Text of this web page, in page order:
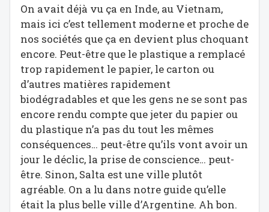
On avait déjà vu ça en Inde, au Vietnam,
mais ici c’est tellement moderne et proche de
nos sociétés que ça en devient plus choquant
encore. Peut-être que le plastique a remplacé
trop rapidement le papier, le carton ou
d’autres matières rapidement
biodégradables et que les gens ne se sont pas
encore rendu compte que jeter du papier ou
du plastique n’a pas du tout les mêmes
conséquences… peut-être qu’ils vont avoir un
jour le déclic, la prise de conscience… peut-
être. Sinon, Salta est une ville plutôt
agréable. On a lu dans notre guide qu’elle
était la plus belle ville d’Argentine. Ah bon.